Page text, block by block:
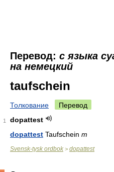
Перевод: с языка
на немецкий
taufschein
Толкование Перевод
1
dopattest
dopattest Taufschein m
Svensk-tysk ordbok > dopattest